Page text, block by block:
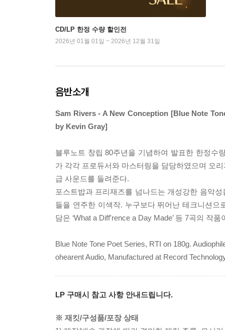
CD/LP 한정 수량 할인전
2026년 01월 01일 ~ 2026년 12월 31일
음반소개
Sam Rivers - A New Conception [Blue Note
by Kevin Gray]
블루노트 창립 80주년을 기념하여 발표한 한정수
가 각각 프로듀서와 마스터링을 담당하였으며 오
급 사운드를 들려준다.
포스트밥과 프리재즈를 넘나드는 개성강한 음악
들을 연주한 이색작. 누구보다 뛰어난 테크니션으
담은 ‘What a Diff'rence a Day Made’ 등 7곡의 작품
Blue Note Tone Poet Series, RTI on 180g.
ohearent Audio, Manufactured at Record
LP 구매시 참고 사항 안내드립니다.
※ 재킷/구성품/포장 상태